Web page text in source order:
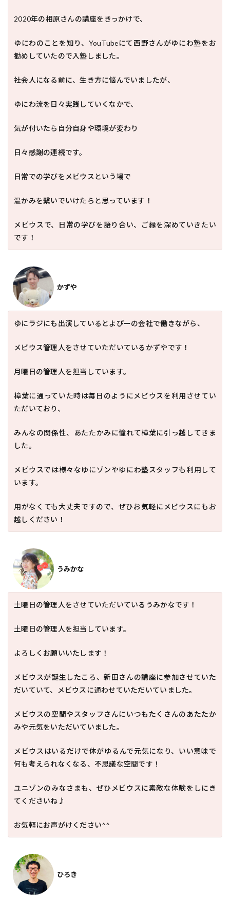
2020年の相原さんの講座をきっかけで、
ゆにわのことを知り、YouTubeにて西野さんがゆにわ塾をお
勧めしていたので入塾しました。
社会人になる前に、生き方に悩んでいましたが、
ゆにわ流を日々実践していくなかで、
気が付いたら自分自身や環境が変わり
日々感謝の連続です。
日常での学びをメビウスという場で
温かみを繋いでいけたらと思っています！
メビウスで、日常の学びを語り合い、ご縁を深めていきたい
です！
かずや
ゆにラジにも出演しているとよぴーの会社で働きながら、
メビウス管理人をさせていただいているかずやです！
月曜日の管理人を担当しています。
樟葉に通っていた時は毎日のようにメビウスを利用させてい
ただいており、
みんなの関係性、あたたかみに憧れて樟葉に引っ越してきま
した。
メビウスでは様々なゆにゾンやゆにわ塾スタッフも利用して
います。
用がなくても大丈夫ですので、ぜひお気軽にメビウスにもお
越しください！
うみかな
土曜日の管理人をさせていただいているうみかなです！
土曜日の管理人を担当しています。
よろしくお願いいたします！
メビウスが誕生したころ、新田さんの講座に参加させていた
だいていて、メビウスに通わせていただいていました。
メビウスの空間やスタッフさんにいつもたくさんのあたたか
みや元気をいただいていました。
メビウスはいるだけで体がゆるんで元気になり、いい意味で
何も考えられなくなる、不思議な空間です！
ユニゾンのみなさまも、ぜひメビウスに素敵な体験をしにき
てくださいね♪
お気軽にお声がけください^^
ひろき